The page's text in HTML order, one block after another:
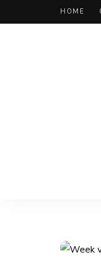
HOME